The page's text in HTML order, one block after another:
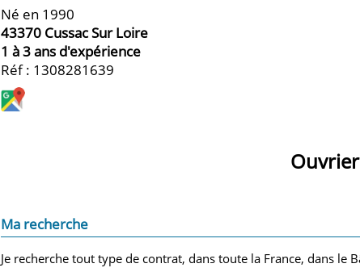
Né en 1990
43370 Cussac Sur Loire
1 à 3 ans d'expérience
Réf : 1308281639
Ouvrier
Ma recherche
Je recherche tout type de contrat, dans toute la France, dans le